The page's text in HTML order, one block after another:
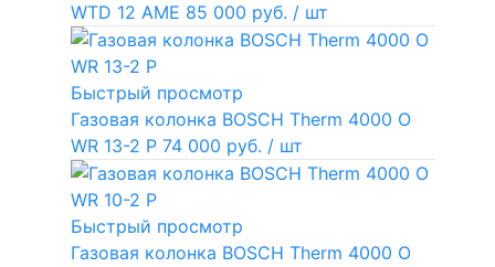
WTD 12 AME 85 000 руб. / шт
Быстрый просмотр
Газовая колонка BOSCH Therm 4000 O
WR 13-2 P 74 000 руб. / шт
Быстрый просмотр
Газовая колонка BOSCH Therm 4000 O